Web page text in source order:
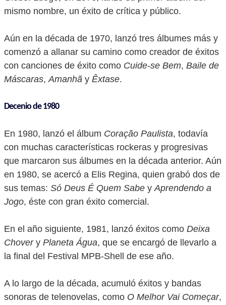
mismo nombre, un éxito de crítica y público.
Aún en la década de 1970, lanzó tres álbumes más y
comenzó a allanar su camino como creador de éxitos
con canciones de éxito como Cuide-se Bem, Baile de
Máscaras,Amanhã y Êxtase.
Decenio de 1980
En 1980, lanzó el álbum Coração Paulista, todavía
con muchas características rockeras y progresivas
que marcaron sus álbumes en la década anterior. Aún
en 1980, se acercó a Elis Regina, quien grabó dos de
sus temas: Só Deus É Quem Sabe yAprendendo a
Jogo, éste con gran éxito comercial.
En el año siguiente, 1981, lanzó éxitos como Deixa
Chovery Planeta Água, que se encargó de llevarlo a
la final del Festival MPB-Shell de ese año.
A lo largo de la década, acumuló éxitos y bandas
sonoras de telenovelas, como O Melhor Vai Começar,